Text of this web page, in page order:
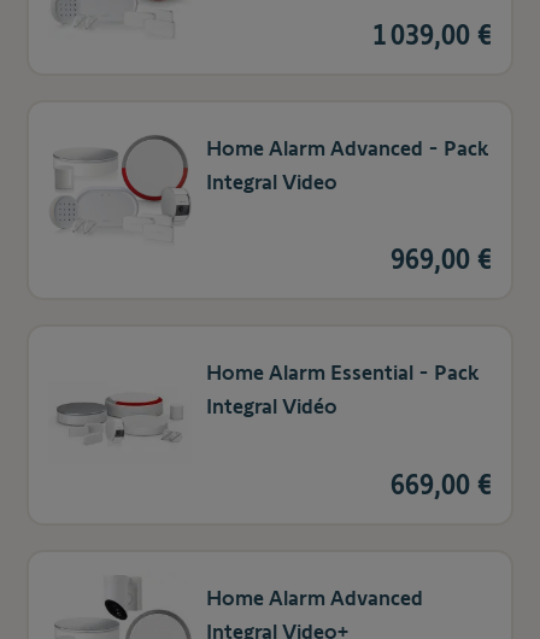
1 039,00 €
Home Alarm Advanced - Pack
Integral Video
969,00 €
Home Alarm Essential - Pack
Integral Vidéo
669,00 €
Home Alarm Advanced
Integral Video+